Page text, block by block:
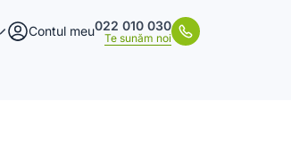
Contul meu022 010 030
Te sunăm noi